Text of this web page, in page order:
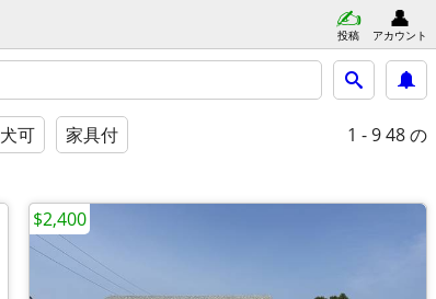
投稿 アカウント
犬可 家具付 1 - 948 の
$2,400